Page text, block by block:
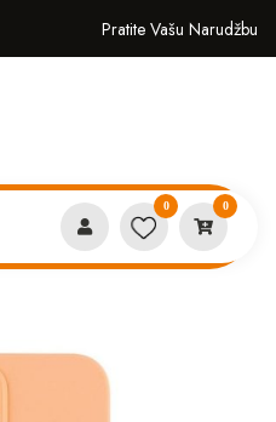
Pratite Vašu Narudžbu
0 0
Iphone 14 plus case breskva